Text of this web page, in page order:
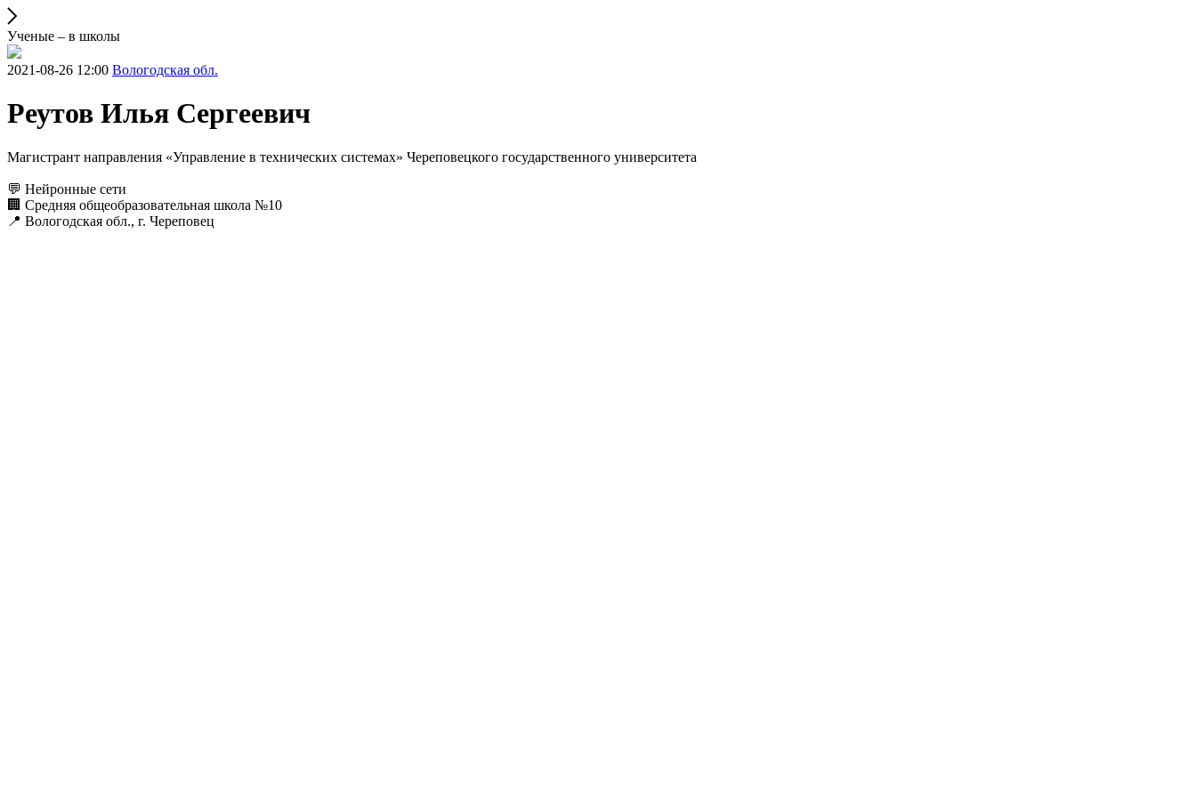
Ученые – в школы
2021-08-26 12:00 Вологодская обл.
Реутов Илья Сергеевич
Магистрант направления «Управление в технических системах» Череповецкого государственного университета
💬 Нейронные сети
🏢 Средняя общеобразовательная школа №10
📍 Вологодская обл., г. Череповец